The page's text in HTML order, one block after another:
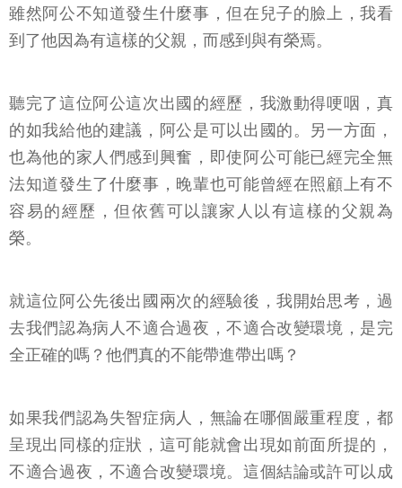
雖然阿公不知道發生什麼事，但在兒子的臉上，我看
到了他因為有這樣的父親，而感到與有榮焉。
聽完了這位阿公這次出國的經歷，我激動得哽咽，真
的如我給他的建議，阿公是可以出國的。另一方面，
也為他的家人們感到興奮，即使阿公可能已經完全無
法知道發生了什麼事，晚輩也可能曾經在照顧上有不
容易的經歷，但依舊可以讓家人以有這樣的父親為
榮。
就這位阿公先後出國兩次的經驗後，我開始思考，過
去我們認為病人不適合過夜，不適合改變環境，是完
全正確的嗎？他們真的不能帶進帶出嗎？
如果我們認為失智症病人，無論在哪個嚴重程度，都
呈現出同樣的症狀，這可能就會出現如前面所提的，
不適合過夜，不適合改變環境。這個結論或許可以成